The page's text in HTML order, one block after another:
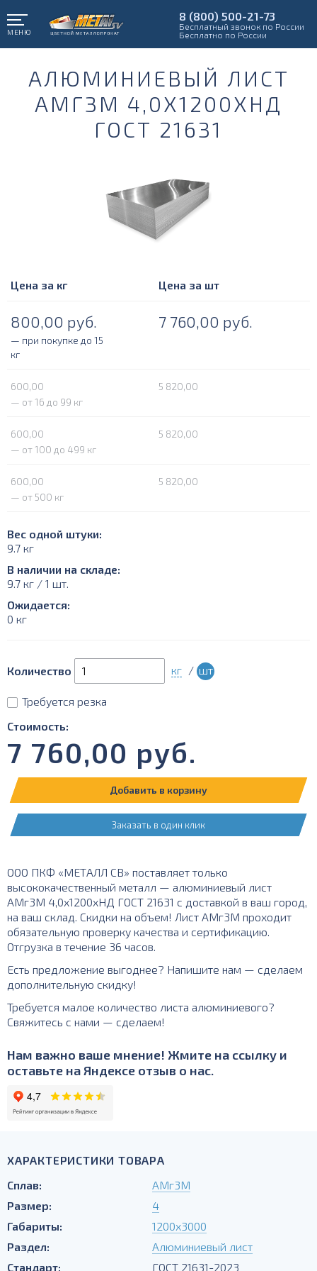
МЕНЮ
8 (800) 500-21-73
Бесплатный звонок по России
Бесплатно по России
АЛЮМИНИЕВЫЙ ЛИСТ
АМГ3М 4,0Х1200ХНД
ГОСТ 21631
Цена за кг Цена за шт
800,00 руб. 7 760,00 руб.
— при покупке до 15
кг
600,00
5 820,00
— от 16 до 99 кг
600,00
5 820,00
— от 100 до 499 кг
600,00
5 820,00
— от 500 кг
Вес одной штуки:
9.7 кг
В наличии на складе:
9.7 кг / 1 шт.
Ожидается:
0 кг
Количество кг / шт
Требуется резка
Стоимость:
7 760,00 руб.
Добавить в корзину
Заказать в один клик
ООО ПКФ «МЕТАЛЛ СВ» поставляет только
высококачественный металл — алюминиевый лист
АМг3М 4,0х1200хНД ГОСТ 21631 с доставкой в ваш город,
на ваш склад. Скидки на объем! Лист АМг3М проходит
обязательную проверку качества и сертификацию.
Отгрузка в течение 36 часов.
Есть предложение выгоднее? Напишите нам — сделаем
дополнительную скидку!
Требуется малое количество листа алюминиевого?
Свяжитесь с нами — сделаем!
Нам важно ваше мнение! Жмите на ссылку и
оставьте на Яндексе отзыв о нас.
ХАРАКТЕРИСТИКИ ТОВАРА
Сплав:
АМг3М
Размер:
4
Габариты:
1200х3000
Раздел:
Алюминиевый лист
Стандарт:
ГОСТ 21631-2023